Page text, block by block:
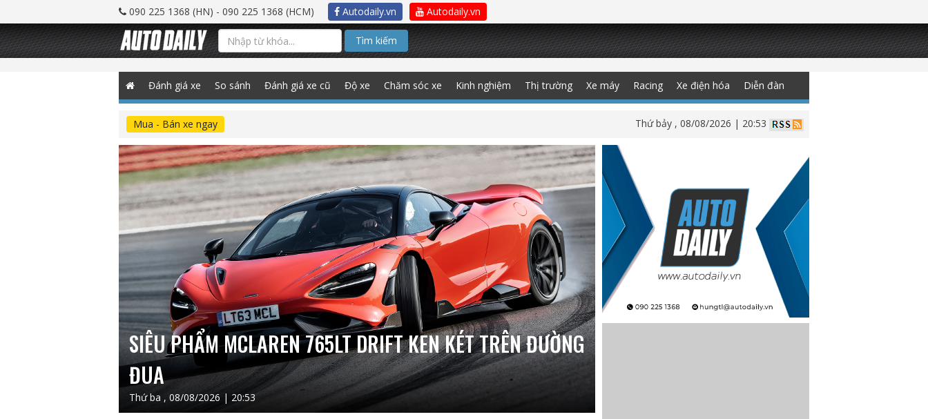
090 225 1368 (HN) - 090 225 1368 (HCM) Autodaily.vn Autodaily.vn
Tìm kiếm
Đánh giá xe So sánh Đánh giá xe cũ Độ xe Chăm sóc xe Kinh nghiệm Thị trường Xe máy Racing Xe điện hóa Diễn đàn
Mua - Bán xe ngay Thứ bảy , 08/08/2026 | 20:53
SIÊU PHẨM MCLAREN 765LT DRIFT KEN KÉT TRÊN ĐƯỜNG
ĐUA
Thứ ba , 08/08/2026 | 20:53